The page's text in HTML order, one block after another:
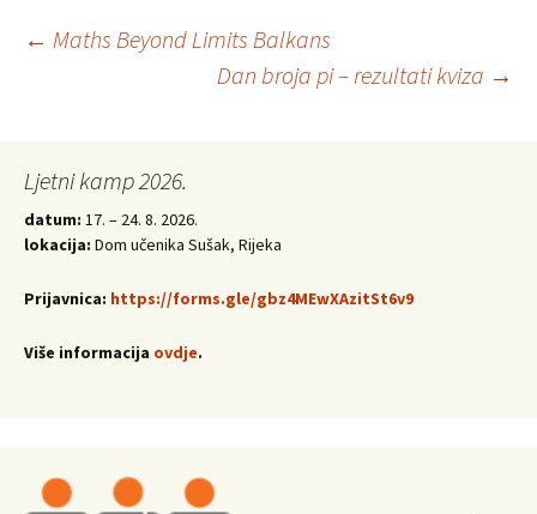
Post
← Maths Beyond Limits Balkans
Dan broja pi – rezultati kviza →
Ljetni kamp 2026.
datum: 17. – 24. 8. 2026.
lokacija: Dom učenika Sušak, Rijeka
Prijavnica: https://forms.gle/gbz4MEwXAzitSt6v9
Više informacija ovdje.